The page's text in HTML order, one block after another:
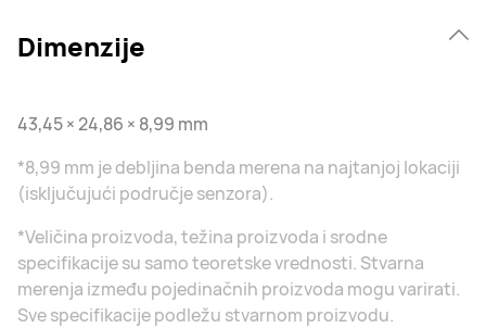
Dimenzije
43,45 × 24,86 × 8,99 mm
*8,99 mm je debljina benda merena na najtanjoj lokaciji
(isključujući područje senzora).
*Veličina proizvoda, težina proizvoda i srodne
specifikacije su samo teoretske vrednosti. Stvarna
merenja između pojedinačnih proizvoda mogu varirati.
Sve specifikacije podležu stvarnom proizvodu.